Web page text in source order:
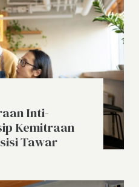
Inti-
Kemitraan
Tawar